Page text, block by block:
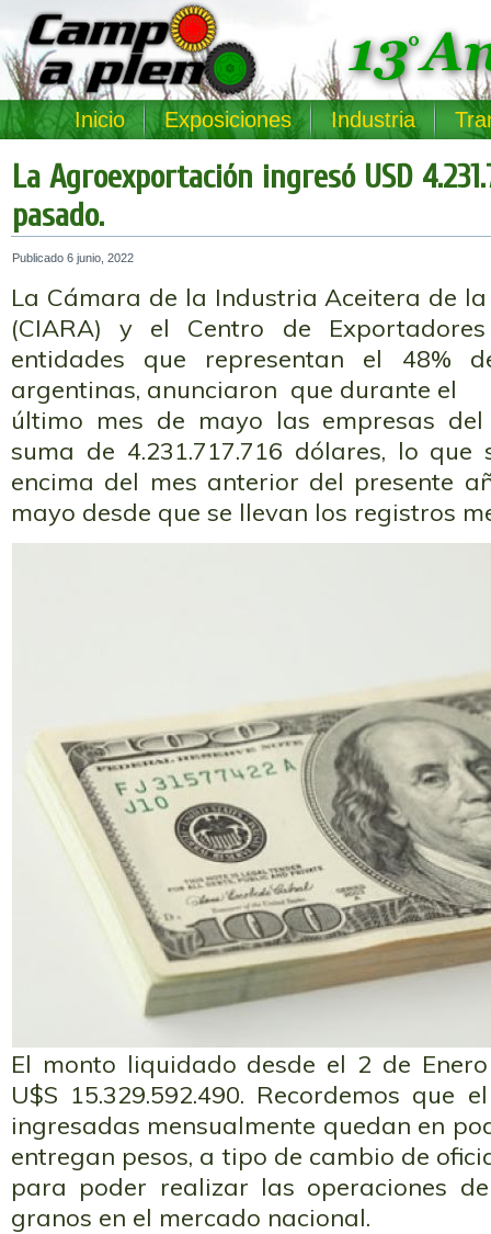
Inicio Exposiciones Industria
La Agroexportación ingresó USD
pasado.
Publicado 6 junio, 2022
La Cámara de la Industria Aceitera de
(CIARA) y el Centro de Exportadores
entidades que representan el 48%
argentinas, anunciaron que durante el
último mes de mayo las empresas
suma de 4.231.717.716 dólares, lo
encima del mes anterior del presente
mayo desde que se llevan los registros
El monto liquidado desde el 2 de
U$S 15.329.592.490. Recordemos que
ingresadas mensualmente quedan en
entregan pesos, a tipo de cambio de
para poder realizar las operaciones
granos en el mercado nacional.